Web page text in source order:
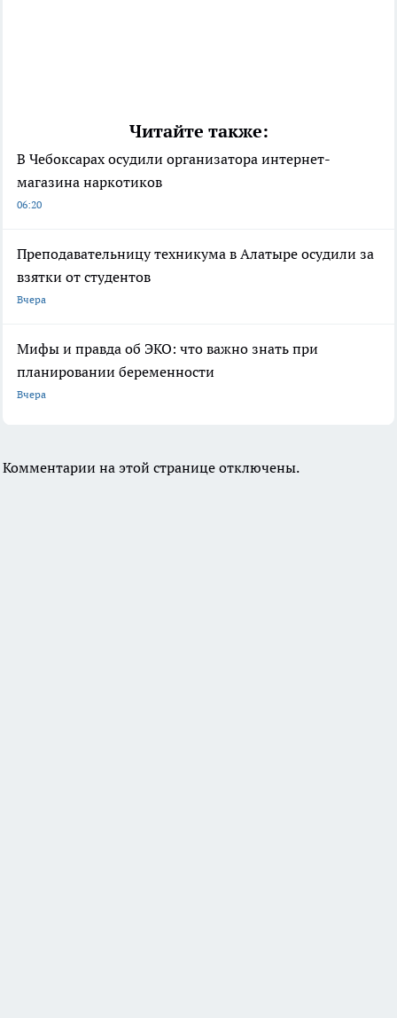
Читайте также:
В Чебоксарах осудили организатора интернет-
магазина наркотиков
06:20
Преподавательницу техникума в Алатыре осудили за
взятки от студентов
Вчера
Мифы и правда об ЭКО: что важно знать при
планировании беременности
Вчера
Комментарии на этой странице отключены.